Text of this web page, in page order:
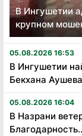
В Ингушетии
крупном
05.08.2026 16:53
В Ингушетии
Бекхана Аушева
05.08.2026 16:04
В Назрани